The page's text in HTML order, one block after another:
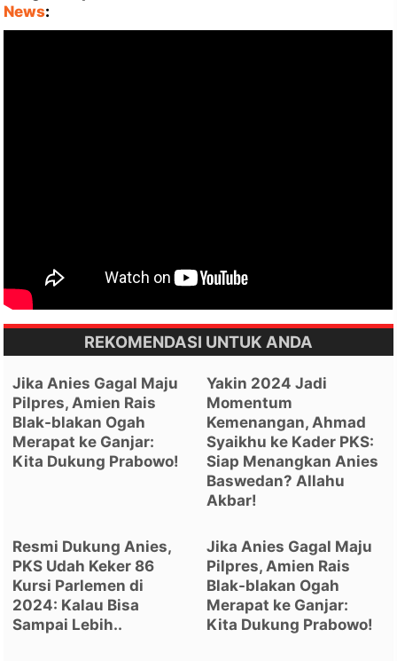
News:
REKOMENDASI UNTUK ANDA
Jika Anies Gagal Maju
Pilpres, Amien Rais
Blak-blakan Ogah
Merapat ke Ganjar:
Kita Dukung Prabowo!
Yakin 2024 Jadi
Momentum
Kemenangan, Ahmad
Syaikhu ke Kader PKS:
Siap Menangkan Anies
Baswedan? Allahu
Akbar!
Resmi Dukung Anies,
PKS Udah Keker 86
Kursi Parlemen di
2024: Kalau Bisa
Sampai Lebih..
Jika Anies Gagal Maju
Pilpres, Amien Rais
Blak-blakan Ogah
Merapat ke Ganjar:
Kita Dukung Prabowo!